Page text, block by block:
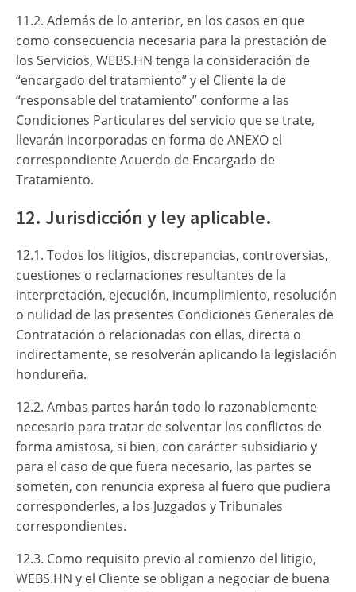
11.2. Además de lo anterior, en los casos en que
como consecuencia necesaria para la prestación de
los Servicios, WEBS.HN tenga la consideración de
“encargado del tratamiento” y el Cliente la de
“responsable del tratamiento” conforme a las
Condiciones Particulares del servicio que se trate,
llevarán incorporadas en forma de ANEXO el
correspondiente Acuerdo de Encargado de
Tratamiento.
12. Jurisdicción y ley aplicable.
12.1. Todos los litigios, discrepancias, controversias,
cuestiones o reclamaciones resultantes de la
interpretación, ejecución, incumplimiento, resolución
o nulidad de las presentes Condiciones Generales de
Contratación o relacionadas con ellas, directa o
indirectamente, se resolverán aplicando la legislación
hondureña.
12.2. Ambas partes harán todo lo razonablemente
necesario para tratar de solventar los conflictos de
forma amistosa, si bien, con carácter subsidiario y
para el caso de que fuera necesario, las partes se
someten, con renuncia expresa al fuero que pudiera
corresponderles, a los Juzgados y Tribunales
correspondientes.
12.3. Como requisito previo al comienzo del litigio,
WEBS.HN y el Cliente se obligan a negociar de buena